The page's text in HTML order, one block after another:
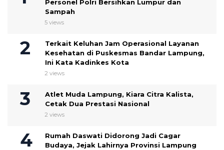
Personel Polri Bersihkan Lumpur dan
Sampah
5 views
Terkait Keluhan Jam Operasional Layanan
Kesehatan di Puskesmas Bandar Lampung,
Ini Kata Kadinkes Kota
2 views
Atlet Muda Lampung, Kiara Citra Kalista,
Cetak Dua Prestasi Nasional
2 views
Rumah Daswati Didorong Jadi Cagar
Budaya, Jejak Lahirnya Provinsi Lampung